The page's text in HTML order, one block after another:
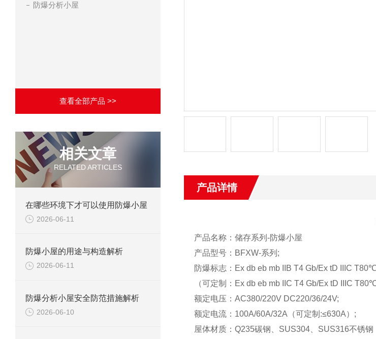
防爆分析小屋
查看全部产品 >>
相关文章
RELATED ARTICLES
在哪些环境下才可以使用防爆小屋
2026-06-11
防爆小屋的用途与构造解析
2026-06-11
防爆分析小屋安全防范措施解析
2026-06-10
产品详情
产品名称：储存系列-防爆小屋
产品型号：BFXW-系列;
防爆标志：Ex db eb mb IIB T4 Gb/Ex tD IIIC
（可定制：Ex db eb mb IIC T4 Gb/Ex tD IIIC
额定电压：AC380/220V DC220/36/24V;
额定电流：100A/60A/32A（可定制:≤630A）;
屋体材质：Q235碳钢、SUS304、SUS316不锈钢